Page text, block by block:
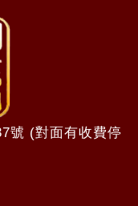
號 (對面有收費停